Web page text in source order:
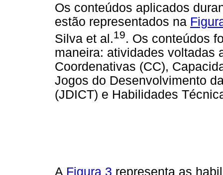
Os conteúdos aplicados
estão representados na
Silva et al.19. Os conteúdos
maneira: atividades voltadas
Coordenativas (CC),
Jogos do Desenvolvimento
(JDICT) e Habilidades
A Figura 3 representa as